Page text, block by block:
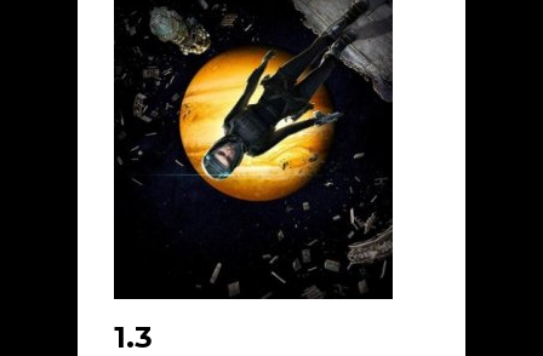
1.3